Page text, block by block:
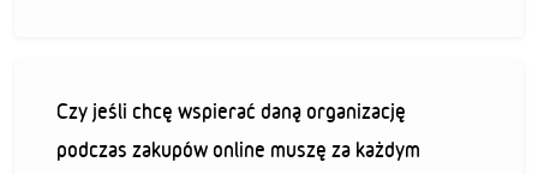
Czy jeśli chcę wspierać daną organizację
podczas zakupów online muszę za każdym